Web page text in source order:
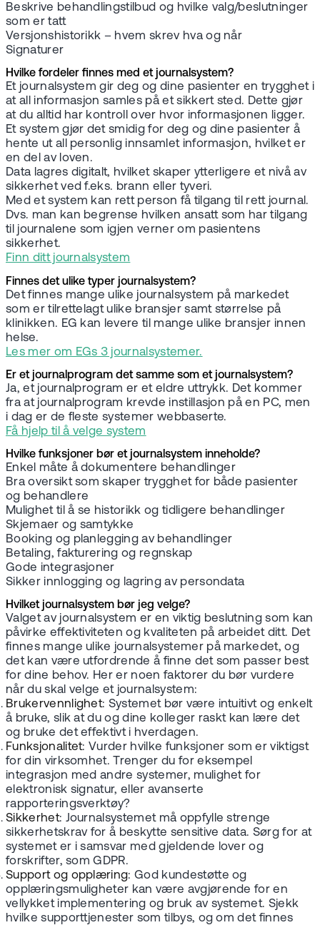
Beskrive behandlingstilbud og hvilke valg/beslutninger
som er tatt
Versjonshistorikk – hvem skrev hva og når
Signaturer
Hvilke fordeler finnes med et journalsystem?
Et journalsystem gir deg og dine pasienter en trygghet i
at all informasjon samles på et sikkert sted. Dette gjør
at du alltid har kontroll over hvor informasjonen ligger.
Et system gjør det smidig for deg og dine pasienter å
hente ut all personlig innsamlet informasjon, hvilket er
en del av loven.
Data lagres digitalt, hvilket skaper ytterligere et nivå av
sikkerhet ved f.eks. brann eller tyveri.
Med et system kan rett person få tilgang til rett journal.
Dvs. man kan begrense hvilken ansatt som har tilgang
til journalene som igjen verner om pasientens
sikkerhet.
Finn ditt journalsystem
Finnes det ulike typer journalsystem?
Det finnes mange ulike journalsystem på markedet
som er tilrettelagt ulike bransjer samt størrelse på
klinikken. EG kan levere til mange ulike bransjer innen
helse.
Les mer om EGs 3 journalsystemer.
Er et journalprogram det samme som et journalsystem?
Ja, et journalprogram er et eldre uttrykk. Det kommer
fra at journalprogram krevde instillasjon på en PC, men
i dag er de fleste systemer webbaserte.
Få hjelp til å velge system
Hvilke funksjoner bør et journalsystem inneholde?
Enkel måte å dokumentere behandlinger
Bra oversikt som skaper trygghet for både pasienter
og behandlere
Mulighet til å se historikk og tidligere behandlinger
Skjemaer og samtykke
Booking og planlegging av behandlinger
Betaling, fakturering og regnskap
Gode integrasjoner
Sikker innlogging og lagring av persondata
Hvilket journalsystem bør jeg velge?
Valget av journalsystem er en viktig beslutning som kan
påvirke effektiviteten og kvaliteten på arbeidet ditt. Det
finnes mange ulike journalsystemer på markedet, og
det kan være utfordrende å finne det som passer best
for dine behov. Her er noen faktorer du bør vurdere
når du skal velge et journalsystem:
Brukervennlighet: Systemet bør være intuitivt og enkelt
å bruke, slik at du og dine kolleger raskt kan lære det
og bruke det effektivt i hverdagen.
Funksjonalitet: Vurder hvilke funksjoner som er viktigst
for din virksomhet. Trenger du for eksempel
integrasjon med andre systemer, mulighet for
elektronisk signatur, eller avanserte
rapporteringsverktøy?
Sikkerhet: Journalsystemet må oppfylle strenge
sikkerhetskrav for å beskytte sensitive data. Sørg for at
systemet er i samsvar med gjeldende lover og
forskrifter, som GDPR.
Support og opplæring: God kundestøtte og
opplæringsmuligheter kan være avgjørende for en
vellykket implementering og bruk av systemet. Sjekk
hvilke supporttjenester som tilbys, og om det finnes